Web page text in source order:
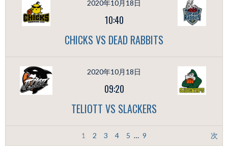
2020年10月18日
10:40
CHICKS VS DEAD RABBITS
2020年10月18日
09:20
TELIOTT VS SLACKERS
1 2 3 4 5 … 9 次